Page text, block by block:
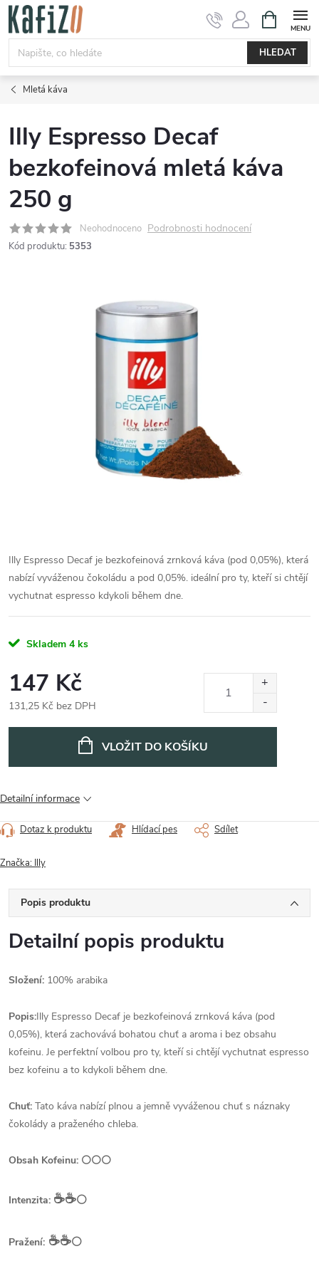
Přejít
obsah
HLEDAT
NÁKUPNÍ
KOŠÍK
Mletá káva
Illy Espresso Decaf
bezkofeinová mletá káva
250 g
Neohodnoceno Podrobnosti hodnocení
Kód produktu: 5353
Illy Espresso Decaf je bezkofeinová zrnková káva (pod 0,05%), která
nabízí vyváženou čokoládu a pod 0,05%. ideální pro ty, kteří si chtějí
vychutnat espresso kdykoli během dne.
Skladem 4 ks
147 Kč
131,25 Kč bez DPH
VLOŽIT DO KOŠÍKU
Detailní informace
Dotaz k produktu Hlídací pes Sdílet
Značka: Illy
Popis produktu
Detailní popis produktu
Složení: 100% arabika
Popis:Illy Espresso Decaf je bezkofeinová zrnková káva (pod
0,05%), která zachovává bohatou chuť a aroma i bez obsahu
kofeinu. Je perfektní volbou pro ty, kteří si chtějí vychutnat espresso
bez kofeinu a to kdykoli během dne.
Chuť: Tato káva nabízí plnou a jemně vyváženou chuť s náznaky
čokolády a praženého chleba.
Obsah Kofeinu: ⚪⚪⚪
Intenzita: ☕️☕️⚪
Pražení: ☕️☕️⚪